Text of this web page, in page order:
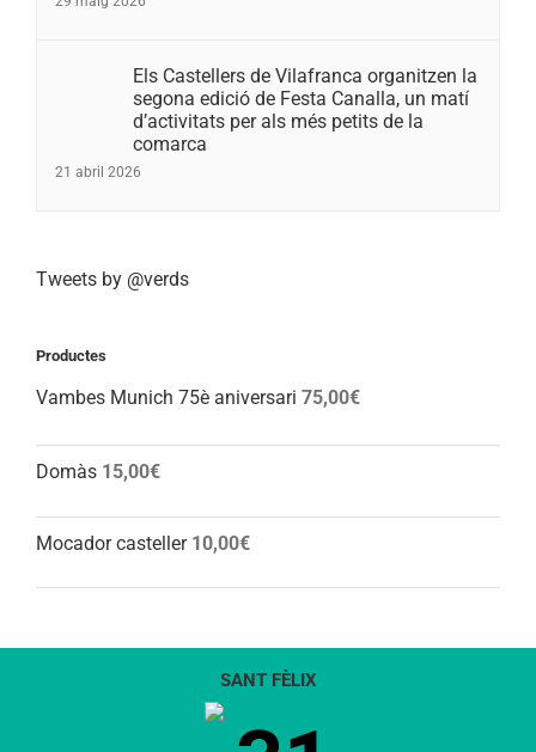
Els Castellers de Vilafranca organitzen la
segona edició de Festa Canalla, un matí
d’activitats per als més petits de la
comarca
21 abril 2026
Tweets by @verds
Productes
Vambes Munich 75è aniversari 75,00€
Domàs 15,00€
Mocador casteller 10,00€
SANT FÈLIX